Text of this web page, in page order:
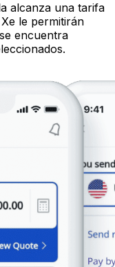
alcanza una tarifa
le permitirán
encuentra